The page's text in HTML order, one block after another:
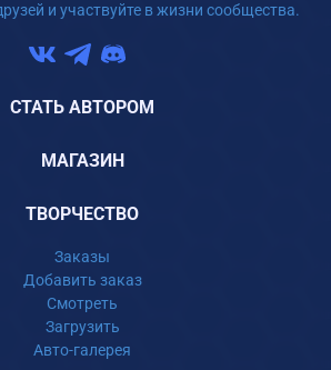
и участвуйте в жизни сообщества.
СТАТЬ АВТОРОМ
МАГАЗИН
ТВОРЧЕСТВО
Заказы
Добавить заказ
Смотреть
Загрузить
Авто-галерея